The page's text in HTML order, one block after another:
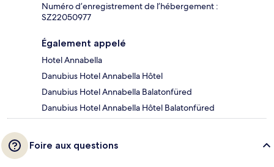
Numéro d’enregistrement de l’hébergement :
SZ22050977
Également appelé
Hotel Annabella
Danubius Hotel Annabella Hôtel
Danubius Hotel Annabella Balatonfüred
Danubius Hotel Annabella Hôtel Balatonfüred
Foire aux questions